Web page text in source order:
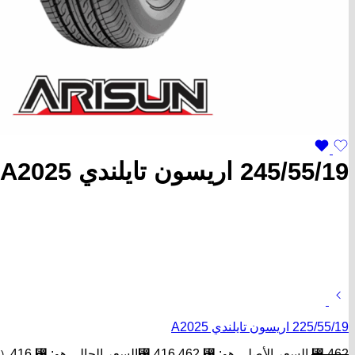
245/55/19 اريسون تايلندي A2025
225/55/19 اريسون تايلندي A2025